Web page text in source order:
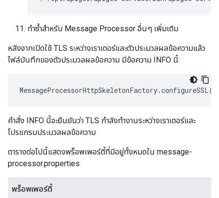
ทำซ้ำสำหรับ Message Processor อื่นๆ เพิ่มเติม
หลังจากเปิดใช้ TLS ระหว่างเราเตอร์และตัวประมวลผลข้อความแล้ว
ไฟล์บันทึกของตัวประมวลผลข้อความ มีข้อความ INFO นี้:
MessageProcessorHttpSkeletonFactory.configureSSL()
คำสั่ง INFO นี้จะยืนยันว่า TLS กำลังทำงานระหว่างเราเตอร์และ
โปรแกรมประมวลผลข้อความ
ตารางต่อไปนี้แสดงพร็อพเพอร์ตี้ที่มีอยู่ทั้งหมดใน message-
processor.properties
พร็อพเพอร์ตี้